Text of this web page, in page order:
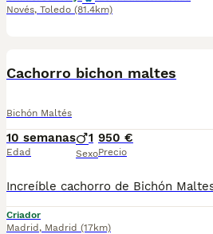
Novés, Toledo (81.4km)
Cachorro bichon maltes
Bichón Maltés
10 semanas
Edad
1
Sexo
950 €
Precio
Criador
Madrid , Madrid (17km)